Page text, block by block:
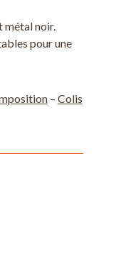
métal noir.
pour une
– Colis